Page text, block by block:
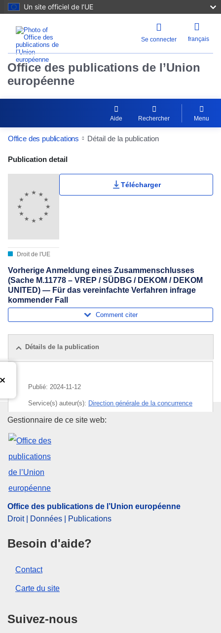
Un site officiel de l’UE
Se connecter français
Office des publications de l’Union
européenne
Aide Rechercher Menu
Office des publications Détail de la publication
Publication Detail Actions Portlet
Publication detail
Droit de l'UE
Télécharger
Vorherige Anmeldung eines Zusammenschlusses
(Sache M.11778 – VREP / SÜDBG / DEKOM / DEKOM
UNITED) — Für das vereinfachte Verfahren infrage
kommender Fall
Comment citer
Détails de la publication
Publié: 2024-11-12
Service(s) auteur(s): Direction générale de la concurrence
Commission européenne )
Sujet:
prestation de services
vidéocommunication
CELEX : 52024M11778
ELI :C/2024/6857/oj
OJ : C_202406857
pdfa2a
Office des publications de
Gestionnaire de ce site web:
Office des publications de l’Union européenne
Droit | Données | Publications
Besoin d'aide?
Contact
Carte du site
Suivez-nous